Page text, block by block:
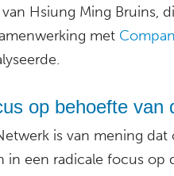
Hsiung Ming Bruins,
met
op behoefte van
is van mening
in een radicale focus op